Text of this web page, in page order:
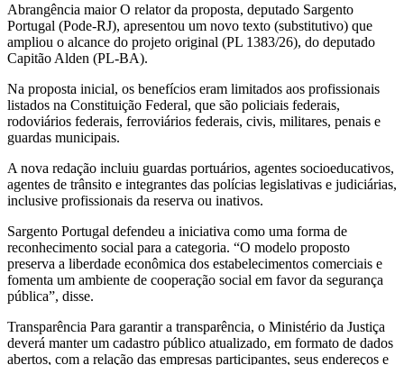
Abrangência maior O relator da proposta, deputado Sargento
Portugal (Pode-RJ), apresentou um novo texto (substitutivo) que
ampliou o alcance do projeto original (PL 1383/26), do deputado
Capitão Alden (PL-BA).
Na proposta inicial, os benefícios eram limitados aos profissionais
listados na Constituição Federal, que são policiais federais,
rodoviários federais, ferroviários federais, civis, militares, penais e
guardas municipais.
A nova redação incluiu guardas portuários, agentes socioeducativos,
agentes de trânsito e integrantes das polícias legislativas e judiciárias,
inclusive profissionais da reserva ou inativos.
Sargento Portugal defendeu a iniciativa como uma forma de
reconhecimento social para a categoria. “O modelo proposto
preserva a liberdade econômica dos estabelecimentos comerciais e
fomenta um ambiente de cooperação social em favor da segurança
pública”, disse.
Transparência Para garantir a transparência, o Ministério da Justiça
deverá manter um cadastro público atualizado, em formato de dados
abertos, com a relação das empresas participantes, seus endereços e